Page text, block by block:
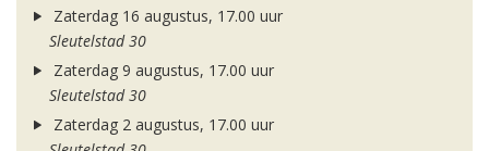
Zaterdag 16 augustus, 17.00 uur
Sleutelstad 30
Zaterdag 9 augustus, 17.00 uur
Sleutelstad 30
Zaterdag 2 augustus, 17.00 uur